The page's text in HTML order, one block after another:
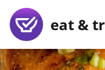
eat &